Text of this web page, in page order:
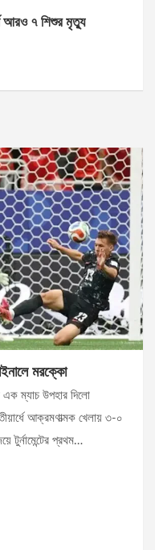
আরও ৭ শিশুর মৃত্যু
মরক্কো
এক ম্যাচ উপহার দিলো
আক্রমণাত্মক খেলায় ৩-০
প্রথম…